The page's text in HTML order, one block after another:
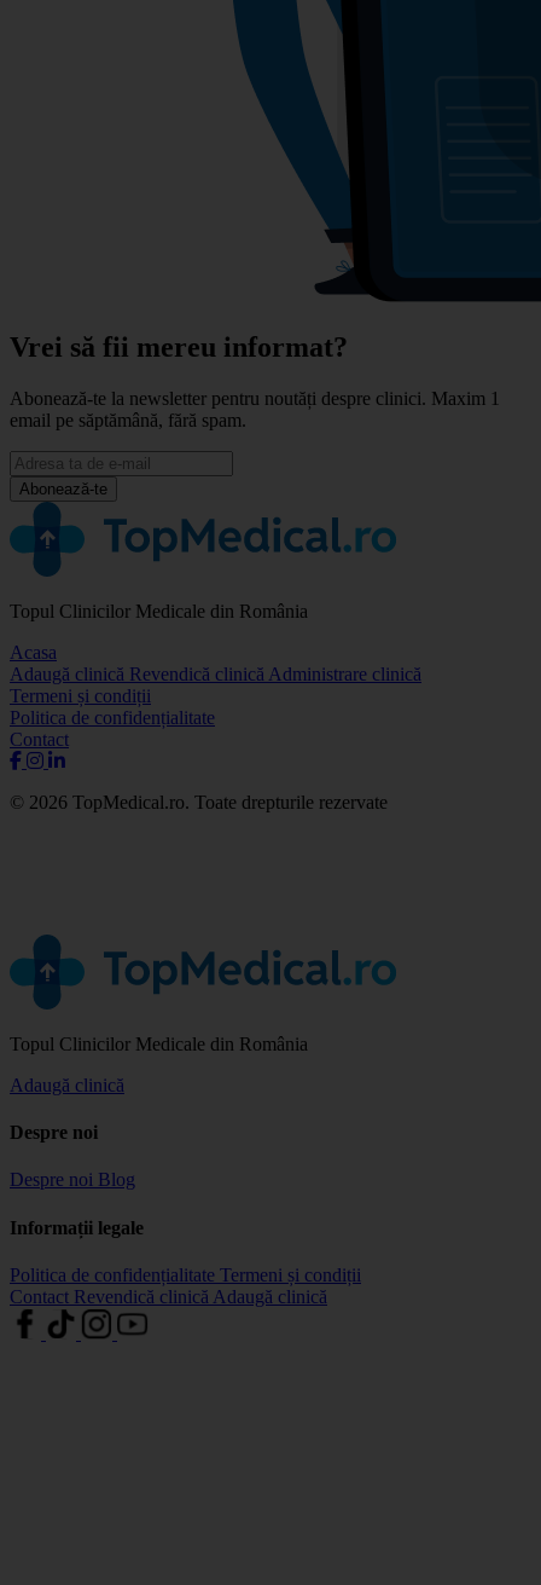
Vrei să fii mereu informat?
Abonează-te la newsletter pentru noutăți despre clinici. Maxim 1
email pe săptămână, fără spam.
Abonează-te
Topul Clinicilor Medicale din România
Acasa
Adaugă clinică Revendică clinică Administrare clinică
Termeni și condiții
Politica de confidențialitate
Contact
© 2026 TopMedical.ro. Toate drepturile rezervate
Topul Clinicilor Medicale din România
Adaugă clinică
Despre noi
Despre noi Blog
Informații legale
Politica de confidențialitate Termeni și condiții
Contact Revendică clinică Adaugă clinică